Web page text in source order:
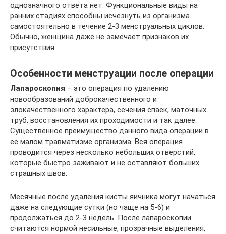
однозначного ответа нет. Функциональные виды на
ранних стадиях способны исчезнуть из организма
самостоятельно в течение 2-3 менструальных циклов.
Обычно, женщина даже не замечает признаков их
присутствия.
Особенности менструации после операции
Лапароскопия – это операция по удалению
новообразований доброкачественного и
злокачественного характера, сечения спаек, маточных
труб, восстановления их проходимости и так далее.
Существенное преимущество данного вида операции в
ее малом травматизме организма. Вся операция
проводится через несколько небольших отверстий,
которые быстро заживают и не оставляют больших
страшных швов.
Месячные после удаления кисты яичника могут начаться
даже на следующие сутки (но чаще на 5-6) и
продолжаться до 2-3 недель. После лапароскопии
считаются нормой несильные, прозрачные выделения,